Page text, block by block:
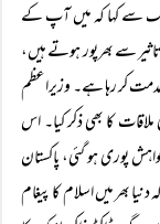
سے کہا کہ میں آپ کے
سے بھرپور ہوتے ہیں،
خدمت کر رہا ہے۔ وزیراعظم
کا بھی ذکر کیا۔ اس
پوری ہو گئی، پاکستان
بھر میں اسلام کا پیغام